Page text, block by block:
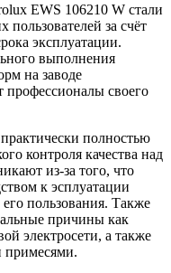
EWS 106210 W стали
пользователей за счёт
эксплуатации.
выполнения
на заводе
профессионалы своего
полностью
контроля качества над
из-за того, что
к эсплуатации
пользования. Также
причины как
электросети, а также
примесями.